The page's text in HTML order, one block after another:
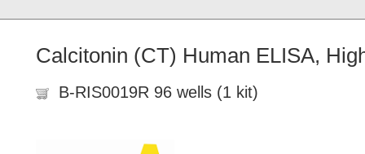
Calcitonin (CT) Human ELISA,
B-RIS0019R 96 wells (1 kit)